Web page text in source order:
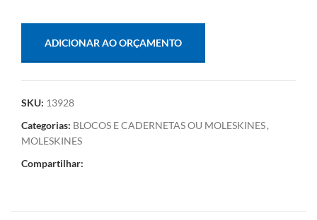
ADICIONAR AO ORÇAMENTO
SKU: 13928
Categorias: BLOCOS E CADERNETAS OU MOLESKINES,
MOLESKINES
Compartilhar: